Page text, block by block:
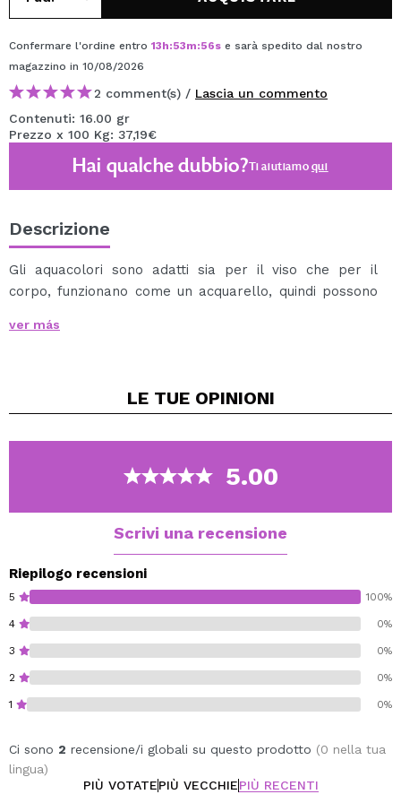
Confermare l'ordine entro 13h:53m:55s e sarà spedito dal nostro
magazzino in 10/08/2026
2 comment(s) / Lascia un commento
Contenuti: 16.00 gr
Prezzo x 100 Kg: 37,19€
Hai qualche dubbio?Ti aiutiamoqui
Descrizione
Gli aquacolori sono adatti sia per il viso che per il
corpo, funzionano come un acquarello, quindi possono
Si possono applicare con una spugna o un pennello
Disponobili in un'ampia varietà di toni.
ver más
LE TUE OPINIONI
5.00
Scrivi una recensione
Riepilogo recensioni
5 100%
4 0%
3 0%
2 0%
1 0%
Ci sono 2 recensione/i globali su questo prodotto (0 nella tua
lingua)
PIÙ VOTATEPIÙ VECCHIEPIÙ RECENTI